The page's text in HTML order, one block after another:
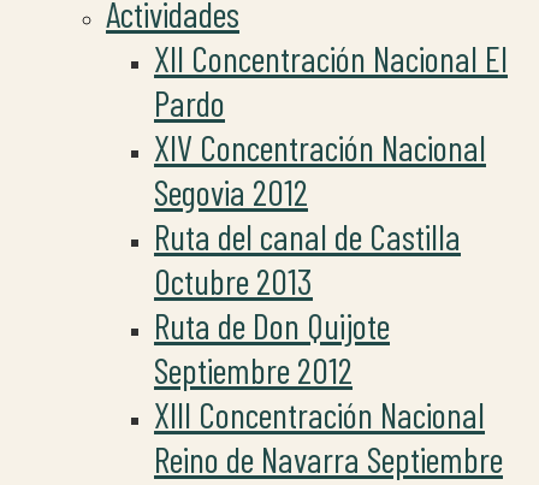
Actividades
XII Concentración Nacional El
Pardo
XIV Concentración Nacional
Segovia 2012
Ruta del canal de Castilla
Octubre 2013
Ruta de Don Quijote
Septiembre 2012
XIII Concentración Nacional
Reino de Navarra Septiembre